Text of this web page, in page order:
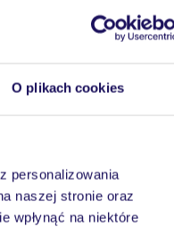
O plikach cookies
personalizowania
naszej stronie oraz
wpłynąć na niektóre